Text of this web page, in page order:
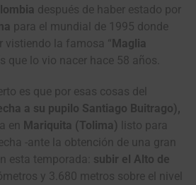
después de haber estado por
para el mundial de 1995 donde
vistiendo la famosa “Maglia
que lo vio nacer hace 58 años.
es que por esas cosas del
a su pupilo Santiago Buitrago),
en Mariquita (Tolima) listo para
-ante la obtención de una gran
esta temporada: subir el Alto de
y 3.680 metros sobre el nivel